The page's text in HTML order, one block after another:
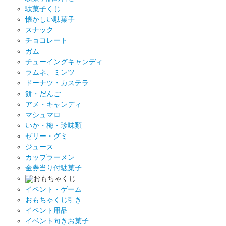
駄菓子くじ
懐かしい駄菓子
スナック
チョコレート
ガム
チューイングキャンディ
ラムネ、ミンツ
ドーナツ・カステラ
餅・だんご
アメ・キャンディ
マシュマロ
いか・梅・珍味類
ゼリー・グミ
ジュース
カップラーメン
金券当り付駄菓子
おもちゃくじ
イベント・ゲーム
おもちゃくじ引き
イベント用品
イベント向きお菓子